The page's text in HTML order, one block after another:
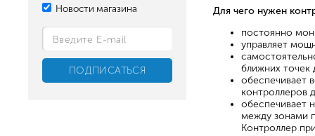
Новости магазина
Для чего нужен
постоянно
управляет
ближних точек
обеспечивает
контроллеров
обеспечивает
между зонами
Контроллер